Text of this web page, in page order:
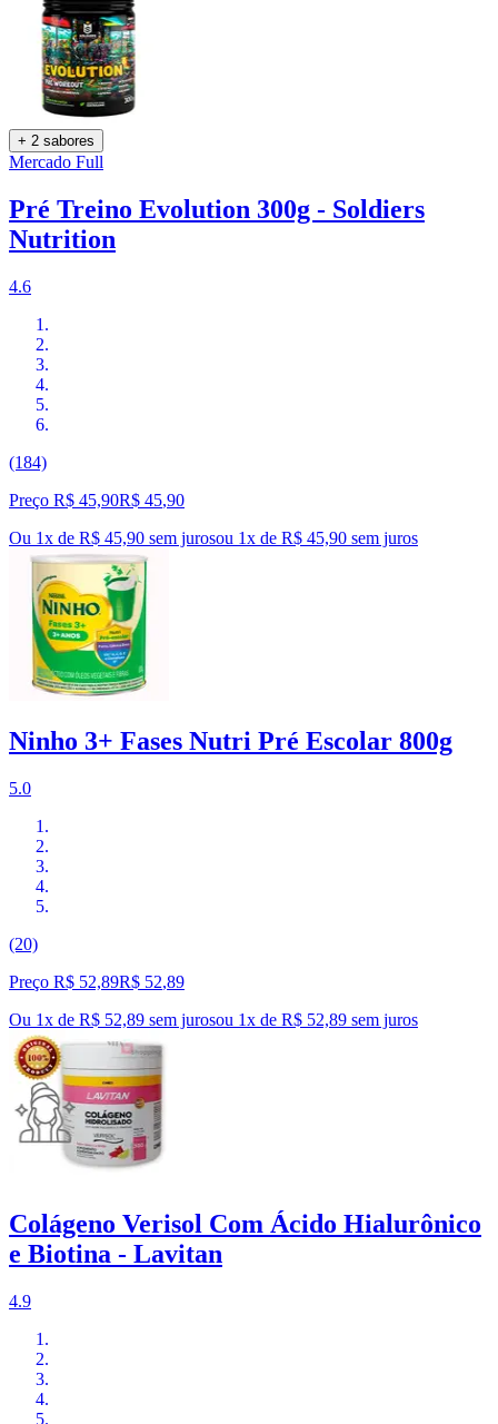
+ 2 sabores
Mercado Full
Pré Treino Evolution 300g - Soldiers
Nutrition
4.6
(184)
Preço R$ 45,90R$ 45,90
Ou 1x de R$ 45,90 sem jurosou 1x de R$ 45,90 sem juros
Ninho 3+ Fases Nutri Pré Escolar 800g
5.0
(20)
Preço R$ 52,89R$ 52,89
Ou 1x de R$ 52,89 sem jurosou 1x de R$ 52,89 sem juros
Colágeno Verisol Com Ácido Hialurônico
e Biotina - Lavitan
4.9